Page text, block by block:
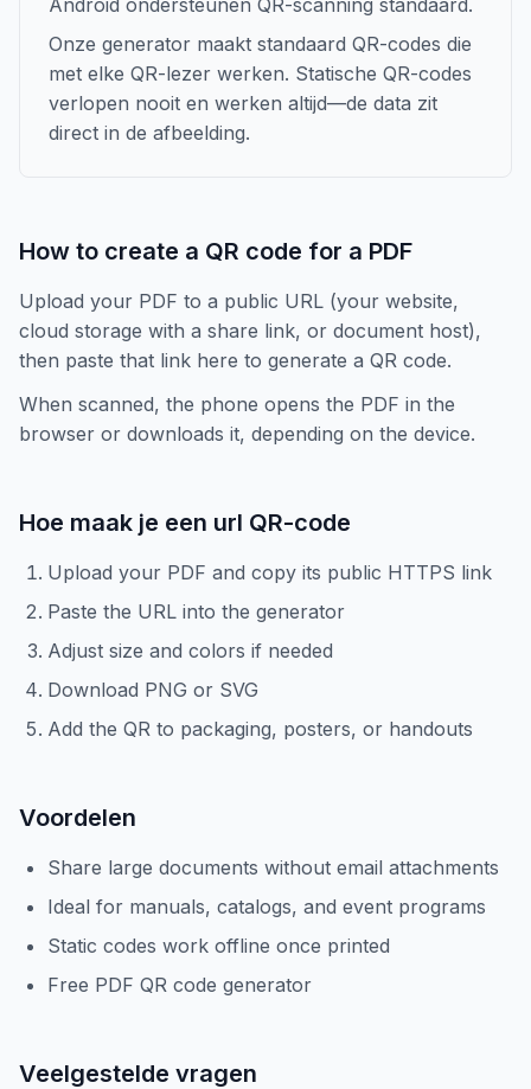
Android ondersteunen QR-scanning standaard.
Onze generator maakt standaard QR-codes die
met elke QR-lezer werken. Statische QR-codes
verlopen nooit en werken altijd—de data zit
direct in de afbeelding.
How to create a QR code for a PDF
Upload your PDF to a public URL (your website,
cloud storage with a share link, or document host),
then paste that link here to generate a QR code.
When scanned, the phone opens the PDF in the
browser or downloads it, depending on the device.
Hoe maak je een url QR-code
Upload your PDF and copy its public HTTPS link
Paste the URL into the generator
Adjust size and colors if needed
Download PNG or SVG
Add the QR to packaging, posters, or handouts
Voordelen
Share large documents without email attachments
Ideal for manuals, catalogs, and event programs
Static codes work offline once printed
Free PDF QR code generator
Veelgestelde vragen